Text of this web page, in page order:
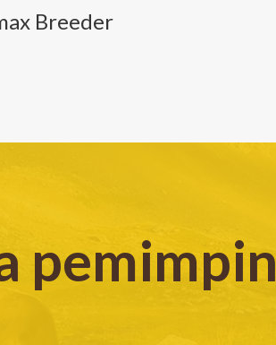
Breeder
pemimpin